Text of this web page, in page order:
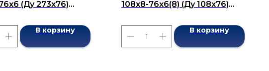
(Ду 273х76)
В корзину
108х8-76х6(8) (Ду 108х76)
В корзину